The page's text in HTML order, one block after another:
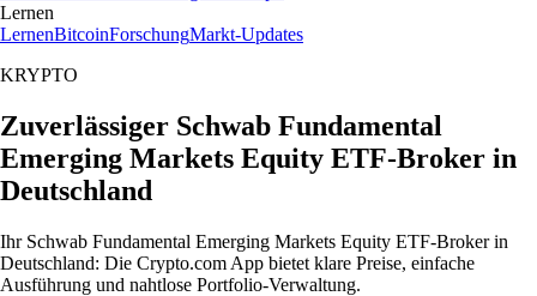
Lernen
LernenBitcoinForschungMarkt-Updates
KRYPTO
Zuverlässiger Schwab Fundamental
Emerging Markets Equity ETF-Broker in
Deutschland
Ihr Schwab Fundamental Emerging Markets Equity ETF-Broker in
Deutschland: Die Crypto.com App bietet klare Preise, einfache
Ausführung und nahtlose Portfolio-Verwaltung.